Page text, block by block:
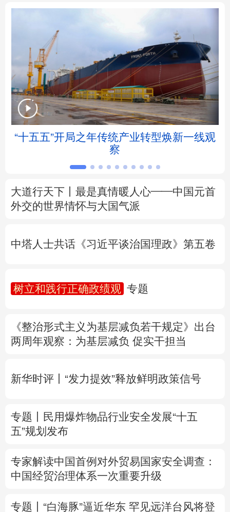
地方频道
北京 天津 河北 山西
辽宁 吉林 上海 江苏
浙江 安徽 福建 江西
四川 贵州 云南
English Español Français عربى
Deutsch Português
“十五五”开局之年传统产业转型焕新一线观
察
大道行天下丨最是真情暖人心——中国元首
外交的世界情怀与大国气派
中塔人士共话《习近平谈治国理政》第五卷
树立和践行正确政绩观 专题
《整治形式主义为基层减负若干规定》出台
两周年观察 ：为基层减负 促实干担当
新华时评丨“发力提效”释放鲜明政策信号
专题丨
民用爆炸物品行业安全发展“十五
五”规划发布
专家解读中国首例对外贸易国家安全调查：
中国经贸治理体系一次重要升级
专题丨 “白海豚”逼近华东 罕见远洋台风将登